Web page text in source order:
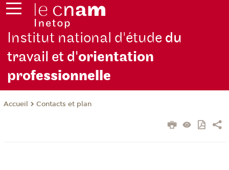
Institut national d'étude du
travail et d'orientation
professionnelle
Accueil Contacts et plan